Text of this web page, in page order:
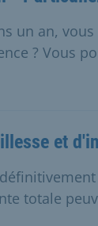
un an,
? Vous
et
totale